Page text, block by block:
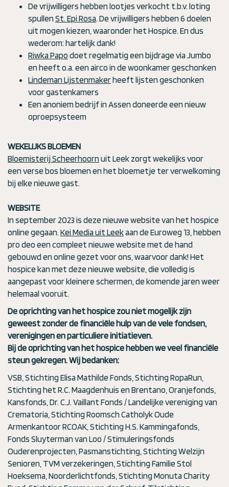
De vrijwilligers hebben lootjes verkocht t.b.v. loting
spullen St. Epi Rosa. De vrijwilligers hebben 6 doelen
uit mogen kiezen, waaronder het Hospice. En dus
wederom: hartelijk dank!
Riwka Papo doet regelmatig een bijdrage via Jumbo
en heeft o.a. een airco in de woonkamer geschonken
Lindeman Lijstenmakerheeft lijsten geschonken
voor gastenkamers
Een anoniem bedrijf in Assen doneerde een nieuw
oproepsysteem
WEKELIJKS BLOEMEN
Bloemisterij Scheerhoorn uit Leek zorgt wekelijks voor
een verse bos bloemen en het bloemetje ter verwelkoming
bij elke nieuwe gast.
WEBSITE
In september 2023 is deze nieuwe website van het hospice
online gegaan.Kei Media uit Leekaan de Euroweg 13, hebben
pro deo een compleet nieuwe website met de hand
gebouwd en online gezet voor ons, waarvoor dank! Het
hospice kan met deze nieuwe website, die volledig is
aangepast voor kleinere schermen, de komende jaren weer
helemaal vooruit.
De oprichting van het hospice zou niet mogelijk zijn
geweest zonder de financiële hulp van de vele fondsen,
verenigingen en particuliere initiatieven.
Bij de oprichting van het hospice hebben we veel financiële
steun gekregen. Wij bedanken:
VSB, Stichting Elisa Mathilde Fonds, Stichting RopaRun,
Stichting het R.C. Maagdenhuis en Brentano, Oranjefonds,
Kansfonds, Dr. C.J. Vaillant Fonds / Landelijke vereniging van
Crematoria, Stichting Roomsch Catholyk Oude
Armenkantoor RCOAK, Stichting H.S. Kammingafonds,
Fonds Sluyterman van Loo / Stimuleringsfonds
Ouderenprojecten, Pasmanstichting, Stichting Welzijn
Senioren, TVM verzekeringen, Stichting Familie Stol
Hoeksema, Noorderlichtfonds, Stichting Monuta Charity